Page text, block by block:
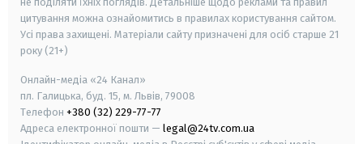
цитування можна ознайомитись в правилах користування сайтом.
Усі права захищені. Матеріали сайту призначені для осіб старше 21
року (21+)
Онлайн-медіа «24 Канал»
пл. Галицька, буд. 15, м. Львів, 79008
Телефон +380 (32) 229-77-77
Адреса електронної пошти — legal@24tv.com.ua